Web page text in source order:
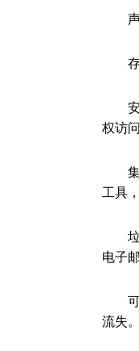
声誉
存
安
权访
集
工具
垃
电子
可
流失。